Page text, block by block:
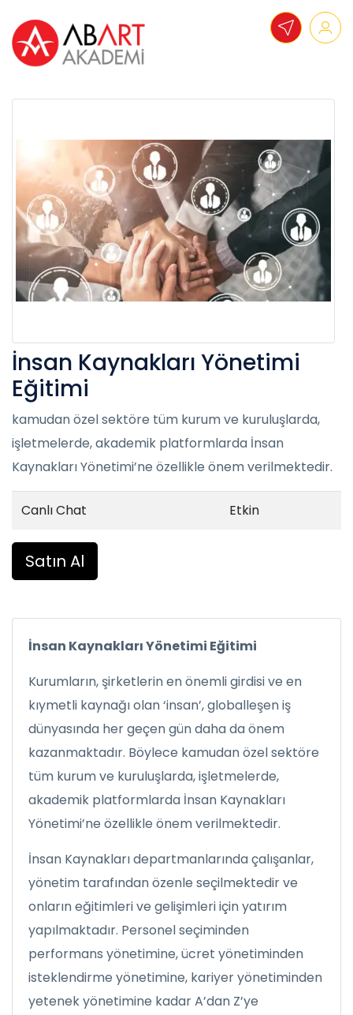
İnsan Kaynakları Yönetimi
Eğitimi
kamudan özel sektöre tüm kurum ve kuruluşlarda,
işletmelerde, akademik platformlarda İnsan
Kaynakları Yönetimi’ne özellikle önem verilmektedir.
Canlı Chat Etkin
Satın Al
İnsan Kaynakları Yönetimi Eğitimi
Kurumların, şirketlerin en önemli girdisi ve en
kıymetli kaynağı olan ‘insan’, globalleşen iş
dünyasında her geçen gün daha da önem
kazanmaktadır. Böylece kamudan özel sektöre
tüm kurum ve kuruluşlarda, işletmelerde,
akademik platformlarda İnsan Kaynakları
Yönetimi’ne özellikle önem verilmektedir.
İnsan Kaynakları departmanlarında çalışanlar,
yönetim tarafından özenle seçilmektedir ve
onların eğitimleri ve gelişimleri için yatırım
yapılmaktadır. Personel seçiminden
performans yönetimine, ücret yönetiminden
isteklendirme yönetimine, kariyer yönetiminden
yetenek yönetimine kadar A’dan Z’ye